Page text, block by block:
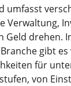
umfasst
Verwaltung,
Geld drehen.
gibt
für
von